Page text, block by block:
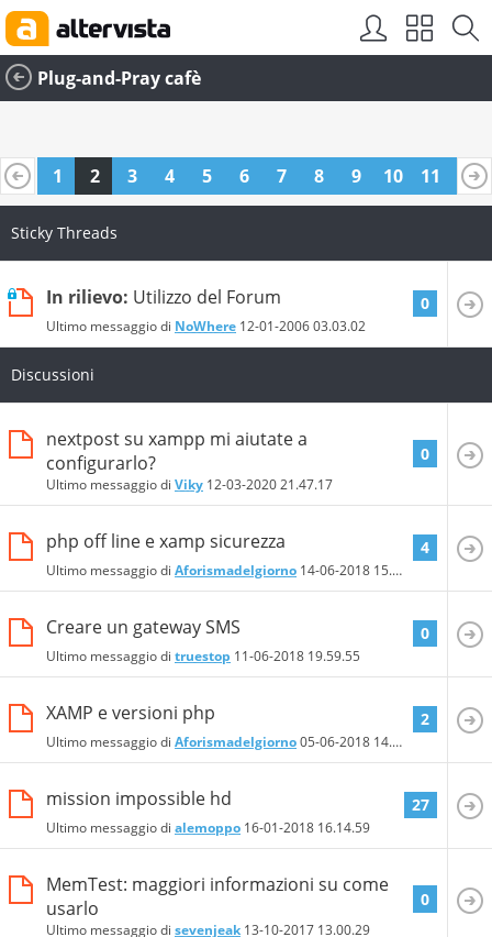
Plug-and-Pray cafè
1 2 3 4 5 6 7 8 9 10 11
12
Sticky Threads
In rilievo: Utilizzo del Forum
Ultimo messaggio di NoWhere 12-01-200603.03.02
0
Discussioni
nextpost su xampp mi aiutate a
configurarlo?
Ultimo messaggio di Viky 12-03-202021.47.17
0
php off line e xamp sicurezza
Ultimo messaggio di Aforismadelgiorno 14-06-2018 15.10.26
4
Creare un gateway SMS
Ultimo messaggio di truestop 11-06-2018 19.59.55
0
XAMP e versioni php
Ultimo messaggio di Aforismadelgiorno05-06-2018 14.57.57
2
mission impossible hd
Ultimo messaggio di alemoppo 16-01-2018 16.14.59
27
MemTest: maggiori informazioni su come
usarlo
Ultimo messaggio di sevenjeak 13-10-2017 13.00.29
0